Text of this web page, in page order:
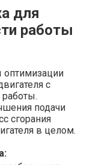
для
работы
с
подачи
сгорания
в целом.